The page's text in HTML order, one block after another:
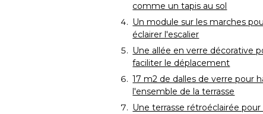
comme un tapis au sol
Un module sur les marches
éclairer l'escalier
Une allée en verre décorative
faciliter le déplacement
17 m2 de dalles de verre pour
l'ensemble de la terrasse
Une terrasse rétroéclairée pour